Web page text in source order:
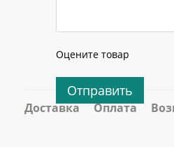
Оцените товар
Отправить
Доставка Оплата